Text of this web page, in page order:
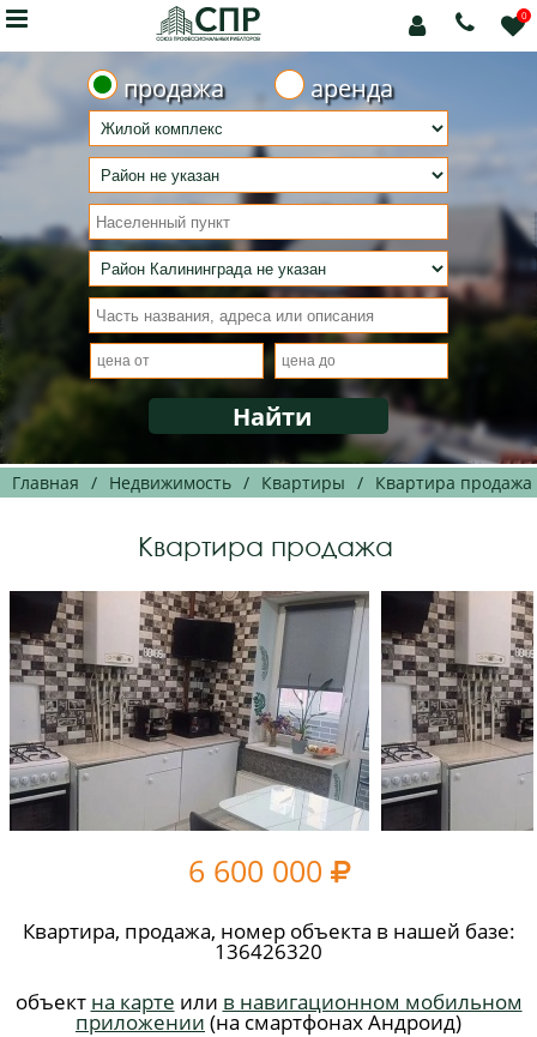
 0


продажа аренда
Главная / Недвижимость / Квартиры / Квартира продажа
Квартира продажа
6 600 000 
Квартира, продажа, номер объекта в нашей базе:
136426320
объект на карте или в навигационном мобильном
приложении (на смартфонах Андроид)